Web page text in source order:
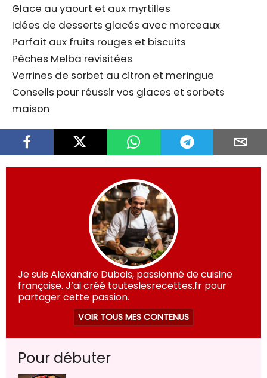
Glace au yaourt et aux myrtilles
Idées de desserts glacés avec morceaux
Parfait aux fruits rouges et biscuits
Pêches Melba revisitées
Verrines de sorbet au citron et meringue
Conseils pour réussir vos glaces et sorbets
maison
Je suis Alexandre Dubois, passionné de cuisine
française. J’ai créé touteslesrecettes.fr pour
partager cette passion.
VOIR TOUS MES CONTENUS
Pour débuter